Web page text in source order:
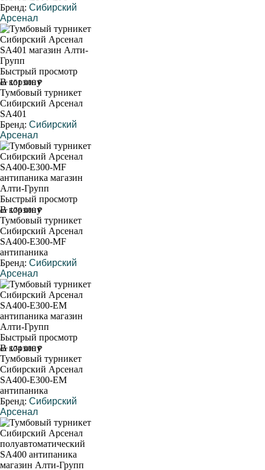
Бренд: Сибирский
Арсенал
Быстрый просмотр
В корзину
от 151 000 ₽
Тумбовый турникет
Сибирский Арсенал
SA401
Бренд: Сибирский
Арсенал
Быстрый просмотр
В корзину
от 176 000 ₽
Тумбовый турникет
Сибирский Арсенал
SA400-Е300-MF
антипаника
Бренд: Сибирский
Арсенал
Быстрый просмотр
В корзину
от 174 000 ₽
Тумбовый турникет
Сибирский Арсенал
SA400-Е300-EM
антипаника
Бренд: Сибирский
Арсенал